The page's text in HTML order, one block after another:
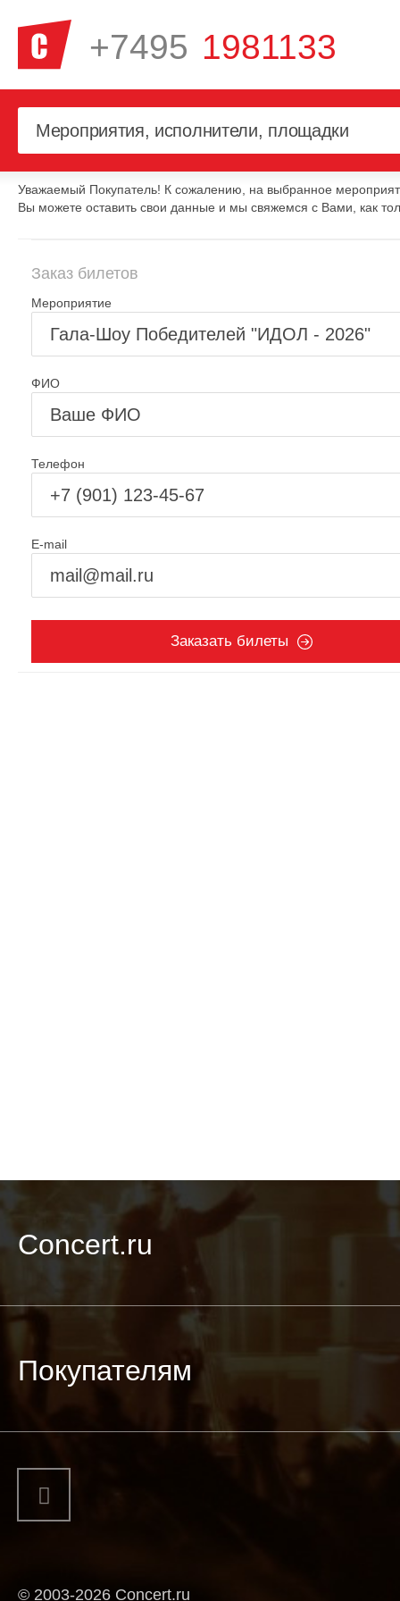
+7495 1981133
Уважаемый Покупатель! К сожалению, на выбранное
Вы можете оставить свои данные и мы свяжемся с Вами, как
Заказ билетов
Мероприятие
ФИО
Телефон
E-mail
Заказать билеты
Concert.ru
Покупателям
© 2003-2026 Concert.ru